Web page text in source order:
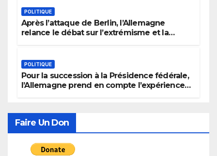
POLITIQUE
Après l’attaque de Berlin, l’Allemagne
relance le débat sur l’extrémisme et la
POLITIQUE
Pour la succession à la Présidence fédérale,
l’Allemagne prend en compte l’expérience
Faire Un Don